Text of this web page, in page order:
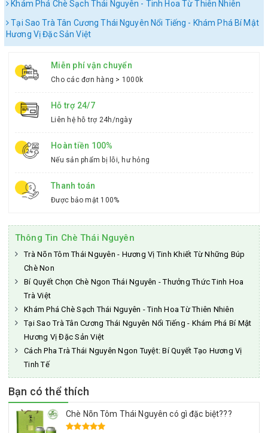
Khám Phá Chè Sạch Thái Nguyên - Tinh Hoa Từ Thiên Nhiên
Tại Sao Trà Tân Cương Thái Nguyên Nổi Tiếng - Khám Phá Bí Mật
Hương Vị Đặc Sản Việt
Miễn phí vận chuyển
Cho các đơn hàng > 1000k
Hỗ trợ 24/7
Liên hệ hỗ trợ 24h/ngày
Hoàn tiền 100%
Nếu sản phẩm bị lỗi, hư hỏng
Thanh toán
Được bảo mật 100%
Thông Tin Chè Thái Nguyên
Trà Nõn Tôm Thái Nguyên - Hương Vị Tinh Khiết Từ Những Búp
Chè Non
Bí Quyết Chọn Chè Ngon Thái Nguyên - Thưởng Thức Tinh Hoa
Trà Việt
Khám Phá Chè Sạch Thái Nguyên - Tinh Hoa Từ Thiên Nhiên
Tại Sao Trà Tân Cương Thái Nguyên Nổi Tiếng - Khám Phá Bí Mật
Hương Vị Đặc Sản Việt
Cách Pha Trà Thái Nguyên Ngon Tuyệt: Bí Quyết Tạo Hương Vị
Tinh Tế
Bạn có thể thích
Chè Nõn Tôm Thái Nguyên có gì đặc biệt???